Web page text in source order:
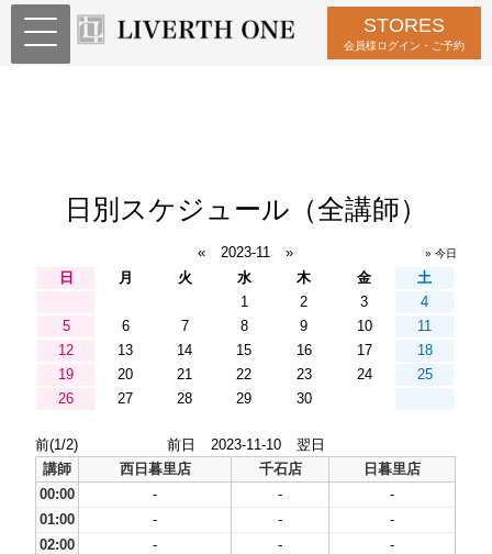
STORES
会員様ログイン・ご予約
日別スケジュール（全講師）
« 2023-11 » » 今日
日 月 火 水 木 金
土
1
2 3
4
5
6 7 8 9 10
11
12
13 14 15 16 17
18
19
20 21 22 23 24
25
26
27 28 29 30
前(1/2) 前日 2023-11-10
翌日
講師
西日暮里店 千石店
日暮里店
00:00
- -
-
01:00
- -
-
02:00
- -
-